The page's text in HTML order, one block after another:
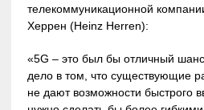
телекоммуникационной
Херрен (Heinz Herren):
«5G – это был бы отличный
дело в том, что существующие
не дают возможности быстрого